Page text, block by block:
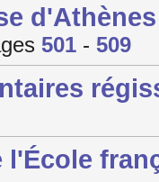
501 - 509